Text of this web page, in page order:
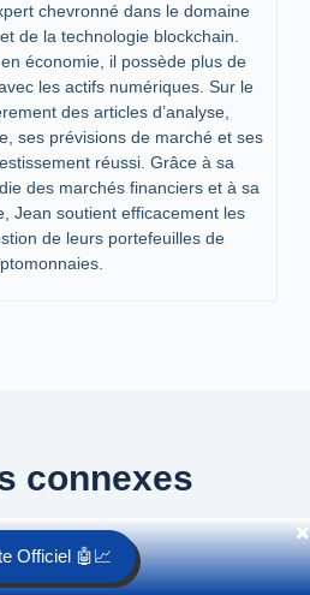
Officiel 🤖📈
✖️
chevronné dans le domaine
de la technologie blockchain.
économie, il possède plus de
les actifs numériques. Sur le
des articles d’analyse,
ses prévisions de marché et ses
réussi. Grâce à sa
des marchés financiers et à sa
Jean soutient efficacement les
de leurs portefeuilles de
connexes